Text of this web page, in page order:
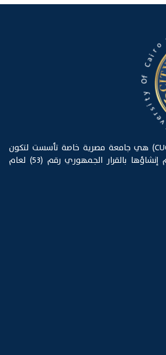
r
s
i
t
y
f
a
i
r
o
-
جامعة المدينة بالقاهرة (CUC) هي جامعة مصرية خاصة تأسست لتكون
عاصمة العلم والمعرفة تم إنشاؤها بالقرار الجمهوري رقم (53) لعام